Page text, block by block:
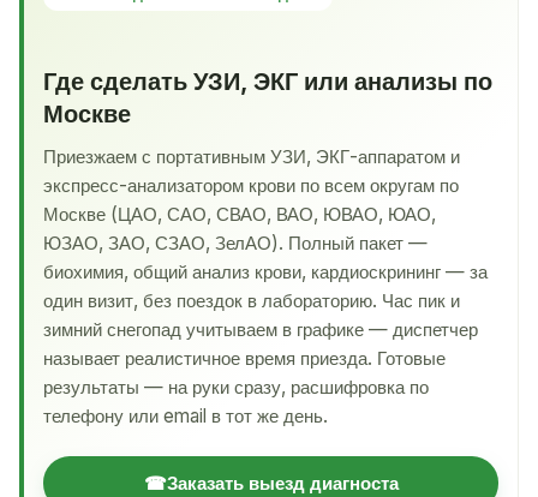
Где сделать УЗИ, ЭКГ или анализы по
Москве
Приезжаем с портативным УЗИ, ЭКГ-аппаратом и
экспресс-анализатором крови по всем округам по
Москве (ЦАО, САО, СВАО, ВАО, ЮВАО, ЮАО,
ЮЗАО, ЗАО, СЗАО, ЗелАО). Полный пакет —
биохимия, общий анализ крови, кардиоскрининг — за
один визит, без поездок в лабораторию. Час пик и
зимний снегопад учитываем в графике — диспетчер
называет реалистичное время приезда. Готовые
результаты — на руки сразу, расшифровка по
телефону или email в тот же день.
☎Заказать выезд диагноста